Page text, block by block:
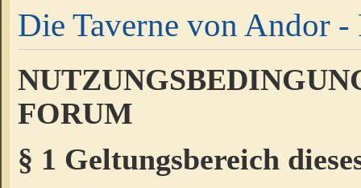
Die Taverne von Andor -
FORUM
§ 1 Geltungsbereich